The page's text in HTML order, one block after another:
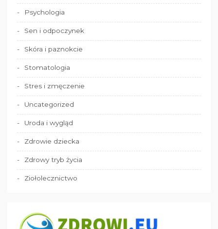
Psychologia
Sen i odpoczynek
Skóra i paznokcie
Stomatologia
Stres i zmęczenie
Uncategorized
Uroda i wygląd
Zdrowie dziecka
Zdrowy tryb życia
Ziołolecznictwo